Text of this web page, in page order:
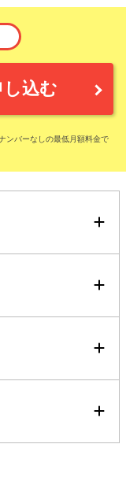
込む
ンバーなしの最低月額料金で